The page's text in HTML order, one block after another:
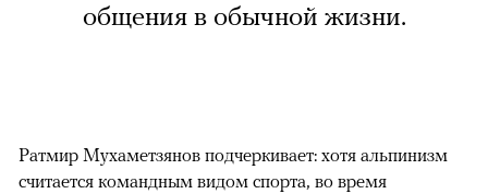
общения в обычной жизни.
Ратмир Мухаметзянов подчеркивает: хотя альпинизм
считается командным видом спорта, во время